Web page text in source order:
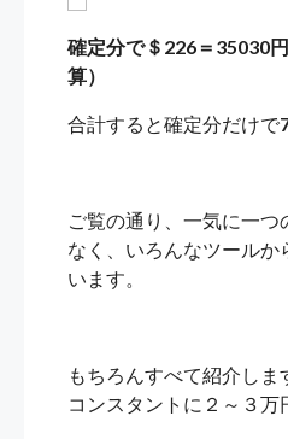
確定分で＄226＝35030
算）
合計すると確定分だけで
ご覧の通り、一気に一
なく、いろんなツールか
います。
もちろんすべて紹介し
コンスタントに２～３